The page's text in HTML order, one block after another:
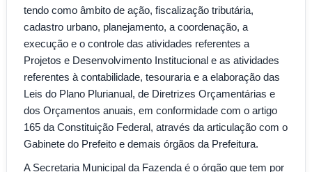
tendo como âmbito de ação, fiscalização tributária,
cadastro urbano, planejamento, a coordenação, a
execução e o controle das atividades referentes a
Projetos e Desenvolvimento Institucional e as atividades
referentes à contabilidade, tesouraria e a elaboração das
Leis do Plano Plurianual, de Diretrizes Orçamentárias e
dos Orçamentos anuais, em conformidade com o artigo
165 da Constituição Federal, através da articulação com o
Gabinete do Prefeito e demais órgãos da Prefeitura.
A Secretaria Municipal da Fazenda é o órgão que tem por